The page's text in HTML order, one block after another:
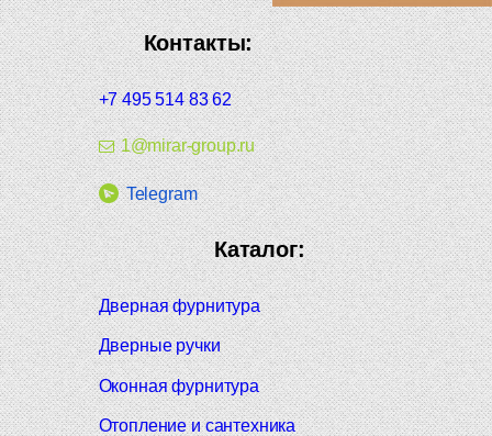
Контакты:
+7 495 514 83 62
1@mirar-group.ru
Telegram
Каталог:
Дверная фурнитура
Дверные ручки
Оконная фурнитура
Отопление и сантехника